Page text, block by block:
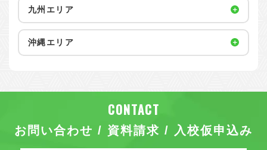
お問い合わせ / 資料請求 / 入校仮申込み
九州エリア
沖縄エリア